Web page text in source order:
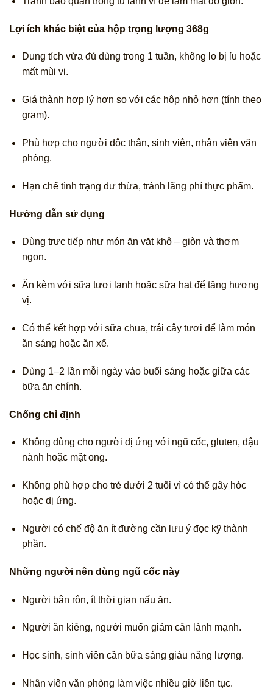
Lợi ích khác biệt của hộp trọng lượng 368g
Dung tích vừa đủ dùng trong 1 tuần, không lo bị ỉu hoặc
mất mùi vị.
Giá thành hợp lý hơn so với các hộp nhỏ hơn (tính theo
gram).
Phù hợp cho người độc thân, sinh viên, nhân viên văn
phòng.
Hạn chế tình trạng dư thừa, tránh lãng phí thực phẩm.
Hướng dẫn sử dụng
Dùng trực tiếp như món ăn vặt khô – giòn và thơm
ngon.
Ăn kèm với sữa tươi lạnh hoặc sữa hạt để tăng hương
vị.
Có thể kết hợp với sữa chua, trái cây tươi để làm món
ăn sáng hoặc ăn xế.
Dùng 1–2 lần mỗi ngày vào buổi sáng hoặc giữa các
bữa ăn chính.
Chống chỉ định
Không dùng cho người dị ứng với ngũ cốc, gluten, đậu
nành hoặc mật ong.
Không phù hợp cho trẻ dưới 2 tuổi vì có thể gây hóc
hoặc dị ứng.
Người có chế độ ăn ít đường cần lưu ý đọc kỹ thành
phần.
Những người nên dùng ngũ cốc này
Người bận rộn, ít thời gian nấu ăn.
Người ăn kiêng, người muốn giảm cân lành mạnh.
Học sinh, sinh viên cần bữa sáng giàu năng lượng.
Nhân viên văn phòng làm việc nhiều giờ liên tục.